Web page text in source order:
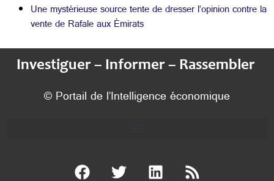
Une mystérieuse source tente de dresser l’opinion contre la
vente de Rafale aux Émirats
Investiguer – Informer – Rassembler
© Portail de l’Intelligence économique